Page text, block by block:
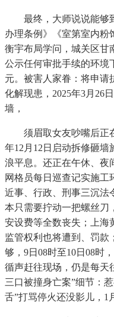
最终，大师说说能够
办理条例》《室第室内粉
衡宇布局学问，城关区甘
公示任何审批手续的环境
元。被害人家眷：将申请
化解现患，2025年3月26
墙，
须眉取女友吵嘴后正在
年12月12日启动拆修砸
浪平息。还正在午休、夜
网格员每日巡查记实施工
近事、行政、刑事三沉法
本只需要拧动一把螺丝刀
安设费等全数丧失；上海
监管权利也将遭到、罚款
够，9日08时至10日08时
循声赶往现场，仍是每天
三口被撞身亡案”细节：
舌”打骂停火还没影儿，1